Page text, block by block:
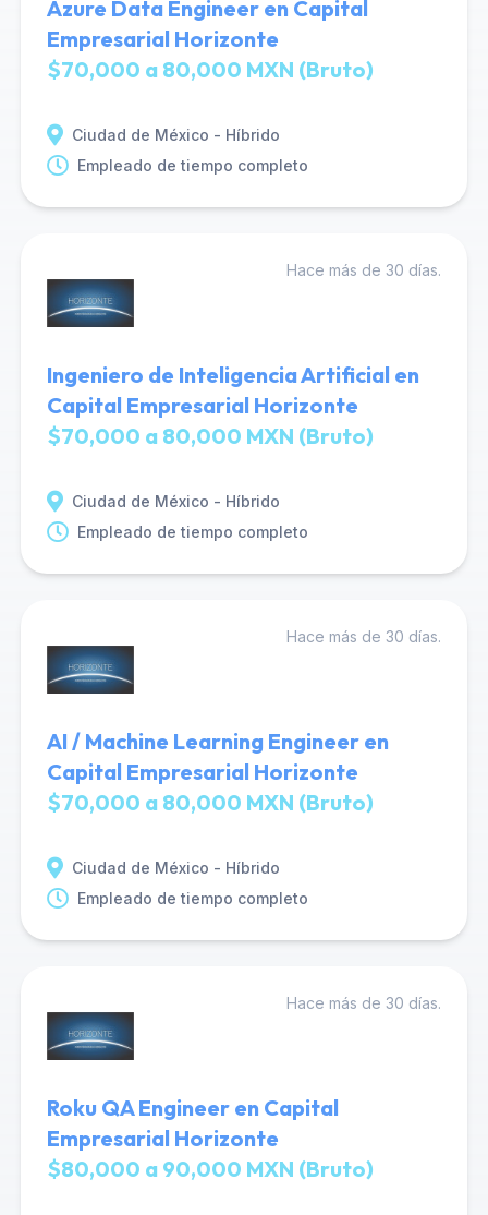
Azure Data Engineer en Capital
Empresarial Horizonte
$70,000 a 80,000 MXN (Bruto)
Ciudad de México - Híbrido
Empleado de tiempo completo
Hace más de 30 días.
Ingeniero de Inteligencia Artificial en
Capital Empresarial Horizonte
$70,000 a 80,000 MXN (Bruto)
Ciudad de México - Híbrido
Empleado de tiempo completo
Hace más de 30 días.
AI / Machine Learning Engineer en
Capital Empresarial Horizonte
$70,000 a 80,000 MXN (Bruto)
Ciudad de México - Híbrido
Empleado de tiempo completo
Hace más de 30 días.
Roku QA Engineer en Capital
Empresarial Horizonte
$80,000 a 90,000 MXN (Bruto)